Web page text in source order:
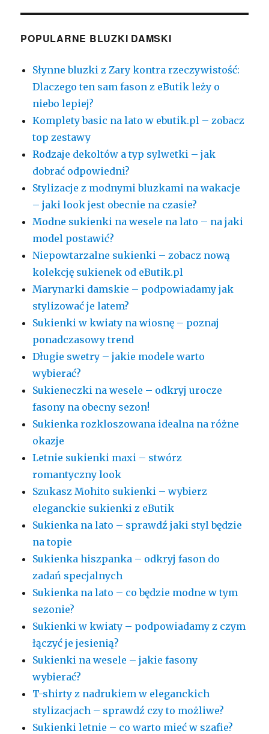
POPULARNE BLUZKI DAMSKI
Słynne bluzki z Zary kontra rzeczywistość:
Dlaczego ten sam fason z eButik leży o
niebo lepiej?
Komplety basic na lato w ebutik.pl – zobacz
top zestawy
Rodzaje dekoltów a typ sylwetki – jak
dobrać odpowiedni?
Stylizacje z modnymi bluzkami na wakacje
– jaki look jest obecnie na czasie?
Modne sukienki na wesele na lato – na jaki
model postawić?
Niepowtarzalne sukienki – zobacz nową
kolekcję sukienek od eButik.pl
Marynarki damskie – podpowiadamy jak
stylizować je latem?
Sukienki w kwiaty na wiosnę – poznaj
ponadczasowy trend
Długie swetry – jakie modele warto
wybierać?
Sukieneczki na wesele – odkryj urocze
fasony na obecny sezon!
Sukienka rozkloszowana idealna na różne
okazje
Letnie sukienki maxi – stwórz
romantyczny look
Szukasz Mohito sukienki – wybierz
eleganckie sukienki z eButik
Sukienka na lato – sprawdź jaki styl będzie
na topie
Sukienka hiszpanka – odkryj fason do
zadań specjalnych
Sukienka na lato – co będzie modne w tym
sezonie?
Sukienki w kwiaty – podpowiadamy z czym
łączyć je jesienią?
Sukienki na wesele – jakie fasony
wybierać?
T-shirty z nadrukiem w eleganckich
stylizacjach – sprawdź czy to możliwe?
Sukienki letnie – co warto mieć w szafie?